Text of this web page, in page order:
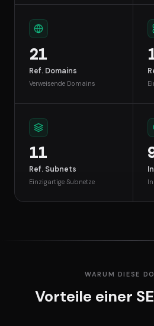
21
Ref. Domains
Verweisende Domains
11
Ref. Subnets
Einzigartige Subnetze
WARUM DIESE
Vorteile einer